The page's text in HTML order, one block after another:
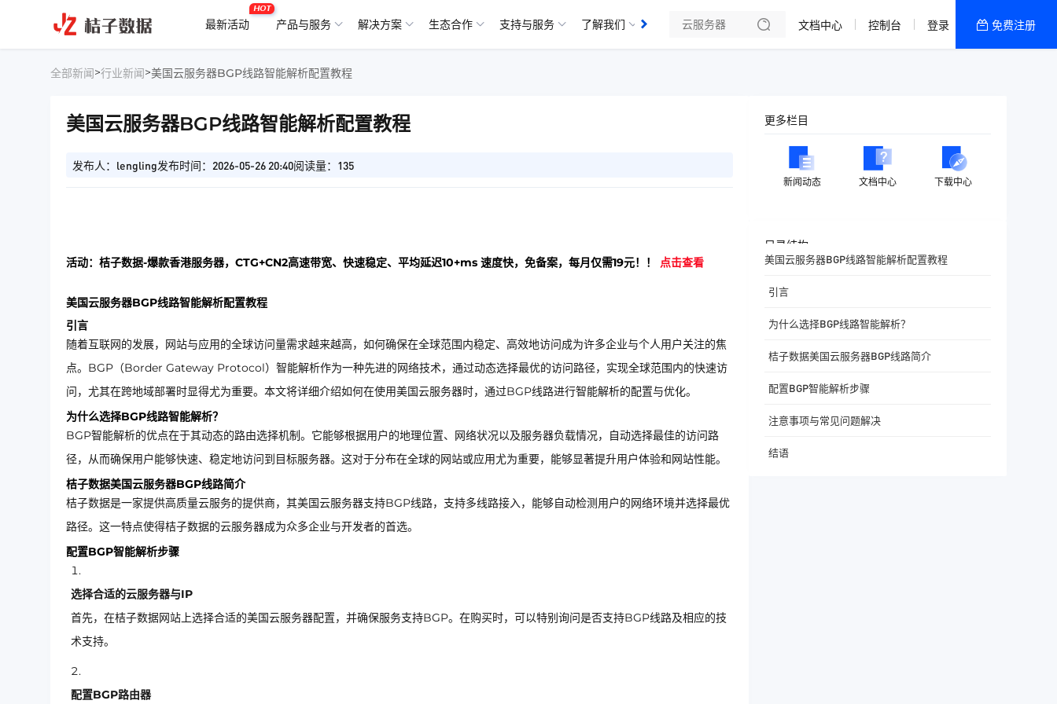
最新活动
HOT
产品与服务 解决方案 生态合作 支持与服务 了解我们
知识库
香港精品CN2云
文档中心 控制台 登录 免费注册
全部新闻>行业新闻>美国云服务器BGP线路智能解析配置教程
美国云服务器BGP线路智能解析配置教程
发布人：lengling发布时间：2026-05-26 20:40阅读量：135
活动：桔子数据-爆款香港服务器，CTG+CN2高速带宽、快速稳定、平均延迟10+ms 速度快，免备案，每月仅需19元！！ 点击查看
美国云服务器BGP线路智能解析配置教程
引言
随着互联网的发展，网站与应用的全球访问量需求越来越高，如何确保在全球范围内稳定、高效地访问成为许多企业与个人用户关注的焦
点。BGP（Border Gateway Protocol）智能解析作为一种先进的网络技术，通过动态选择最优的访问路径，实现全球范围内的快速访
问，尤其在跨地域部署时显得尤为重要。本文将详细介绍如何在使用美国云服务器时，通过BGP线路进行智能解析的配置与优化。
为什么选择BGP线路智能解析？
BGP智能解析的优点在于其动态的路由选择机制。它能够根据用户的地理位置、网络状况以及服务器负载情况，自动选择最佳的访问路
径，从而确保用户能够快速、稳定地访问到目标服务器。这对于分布在全球的网站或应用尤为重要，能够显著提升用户体验和网站性能。
桔子数据美国云服务器BGP线路简介
桔子数据是一家提供高质量云服务的提供商，其美国云服务器支持BGP线路，支持多线路接入，能够自动检测用户的网络环境并选择最优
路径。这一特点使得桔子数据的云服务器成为众多企业与开发者的首选。
配置BGP智能解析步骤
选择合适的云服务器与IP
首先，在桔子数据网站上选择合适的美国云服务器配置，并确保服务支持BGP。在购买时，可以特别询问是否支持BGP线路及相应的技
术支持。
配置BGP路由器
更多栏目
新闻动态 文档中心 下载中心
目录结构
美国云服务器BGP线路智能解析配置教程
引言
为什么选择BGP线路智能解析？
桔子数据美国云服务器BGP线路简介
配置BGP智能解析步骤
注意事项与常见问题解决
结语